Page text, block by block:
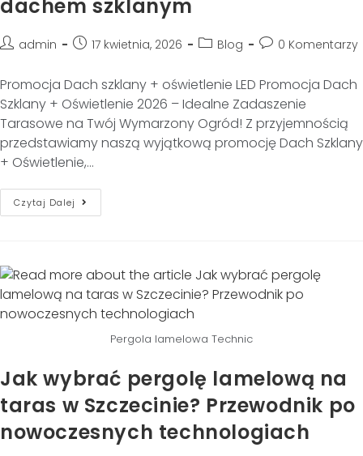
dachem szklanym
admin 17 kwietnia, 2026 Blog 0 Komentarzy
Promocja Dach szklany + oświetlenie LED Promocja Dach
Szklany + Oświetlenie 2026 – Idealne Zadaszenie
Tarasowe na Twój Wymarzony Ogród! Z przyjemnością
przedstawiamy naszą wyjątkową promocję Dach Szklany
+ Oświetlenie,…
Czytaj Dalej
Pergola lamelowa Technic
Jak wybrać pergolę lamelową na
taras w Szczecinie? Przewodnik po
nowoczesnych technologiach